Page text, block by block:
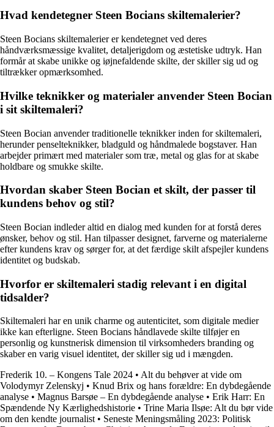
Hvad kendetegner Steen Bocians skiltemalerier?
Steen Bocians skiltemalerier er kendetegnet ved deres
håndværksmæssige kvalitet, detaljerigdom og æstetiske udtryk. Han
formår at skabe unikke og iøjnefaldende skilte, der skiller sig ud og
tiltrækker opmærksomhed.
Hvilke teknikker og materialer anvender Steen Bocian
i sit skiltemaleri?
Steen Bocian anvender traditionelle teknikker inden for skiltemaleri,
herunder penselteknikker, bladguld og håndmalede bogstaver. Han
arbejder primært med materialer som træ, metal og glas for at skabe
holdbare og smukke skilte.
Hvordan skaber Steen Bocian et skilt, der passer til
kundens behov og stil?
Steen Bocian indleder altid en dialog med kunden for at forstå deres
ønsker, behov og stil. Han tilpasser designet, farverne og materialerne
efter kundens krav og sørger for, at det færdige skilt afspejler kundens
identitet og budskab.
Hvorfor er skiltemaleri stadig relevant i en digital
tidsalder?
Skiltemaleri har en unik charme og autenticitet, som digitale medier
ikke kan efterligne. Steen Bocians håndlavede skilte tilføjer en
personlig og kunstnerisk dimension til virksomheders branding og
skaber en varig visuel identitet, der skiller sig ud i mængden.
Frederik 10. – Kongens Tale 2024 • Alt du behøver at vide om
Volodymyr Zelenskyj • Knud Brix og hans forældre: En dybdegående
analyse • Magnus Barsøe – En dybdegående analyse • Erik Harr: En
Spændende Ny Kærlighedshistorie • Trine Maria Ilsøe: Alt du bør vide
om den kendte journalist • Seneste Meningsmåling 2023: Politisk